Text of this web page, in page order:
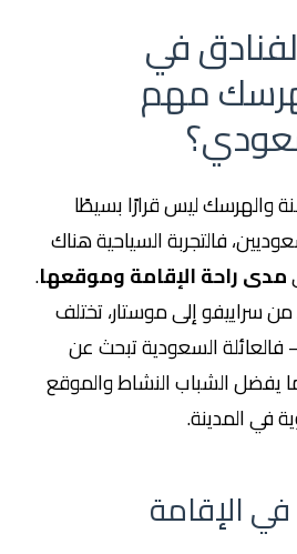
في
مهم
والهرسك ليس قرارًا بسيطًا
فالتجربة السياحية هناك
مدى راحة الإقامة وموقعها.
سراييفو إلى موستار، تختلف
السعودية تبحث عن
يفضل الشباب النشاط والموقع
في المدينة.
الإقامة